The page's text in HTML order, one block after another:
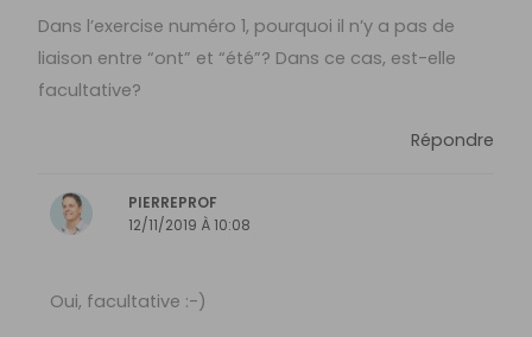
Dans l’exercise numéro 1, pourquoi il n’y a pas de
liaison entre “ont” et “été”? Dans ce cas, est-elle
facultative?
Répondre
PIERREPROF
12/11/2019 À 10:08
Oui, facultative :-)